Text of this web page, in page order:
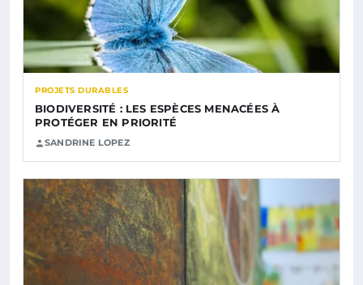
PROJETS DURABLES
BIODIVERSITÉ : LES ESPÈCES MENACÉES À
PROTÉGER EN PRIORITÉ
SANDRINE LOPEZ